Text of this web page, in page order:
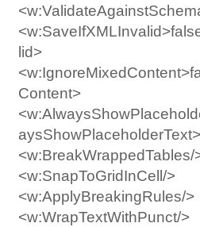
lid>
Content>
<w:BreakWrappedTables/
<w:SnapToGridInCell/>
<w:ApplyBreakingRules/>
<w:WrapTextWithPunct/>